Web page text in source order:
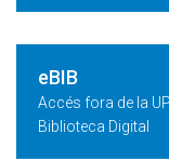
eBIB
Accés fora de la
Biblioteca Digital